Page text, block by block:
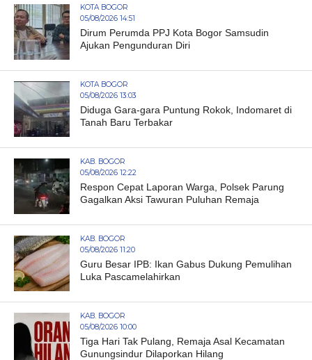
KOTA BOGOR
05/08/2026 14:51
Dirum Perumda PPJ Kota Bogor Samsudin
Ajukan Pengunduran Diri
KOTA BOGOR
05/08/2026 13:03
Diduga Gara-gara Puntung Rokok, Indomaret di
Tanah Baru Terbakar
KAB. BOGOR
05/08/2026 12:22
Respon Cepat Laporan Warga, Polsek Parung
Gagalkan Aksi Tawuran Puluhan Remaja
KAB. BOGOR
05/08/2026 11:20
Guru Besar IPB: Ikan Gabus Dukung Pemulihan
Luka Pascamelahirkan
KAB. BOGOR
05/08/2026 10:00
Tiga Hari Tak Pulang, Remaja Asal Kecamatan
Gunungsindur Dilaporkan Hilang